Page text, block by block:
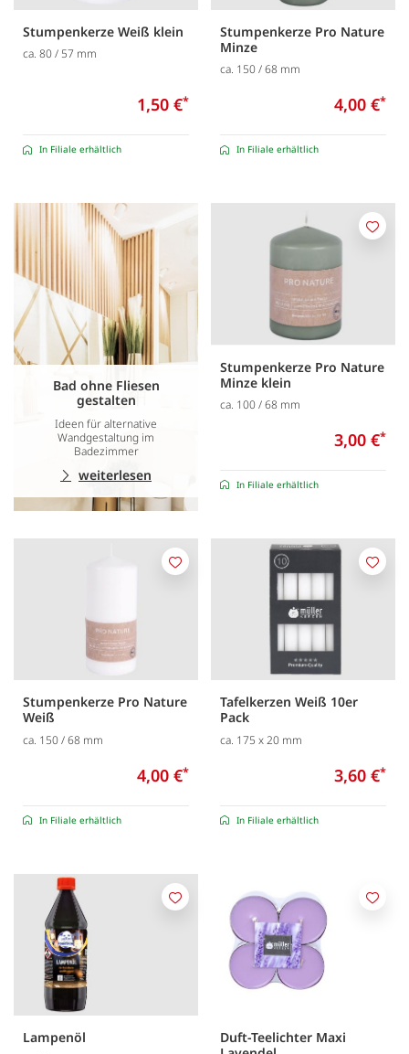
Stumpenkerze Weiß klein
ca. 80 / 57 mm
1,50 €*
In Filiale erhältlich
Stumpenkerze Pro Nature
Minze
ca. 150 / 68 mm
4,00 €*
In Filiale erhältlich
Bad ohne Fliesen
gestalten
Ideen für alternative
Wandgestaltung im
Badezimmer
weiterlesen
Stumpenkerze Pro Nature
Minze klein
ca. 100 / 68 mm
3,00 €*
In Filiale erhältlich
Stumpenkerze Pro Nature
Weiß
ca. 150 / 68 mm
4,00 €*
In Filiale erhältlich
Merken
Tafelkerzen Weiß 10er
Pack
ca. 175 x 20 mm
3,60 €*
In Filiale erhältlich
Lampenöl
Merken
Duft-Teelichter Maxi